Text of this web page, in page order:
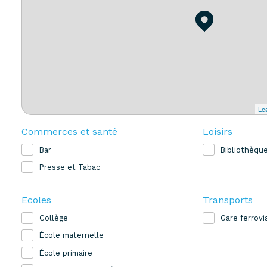
Commerces et santé
Bar
Presse et Tabac
Loisirs
Bibliothèque
Ecoles
Collège
École maternelle
École primaire
Transports
Gare